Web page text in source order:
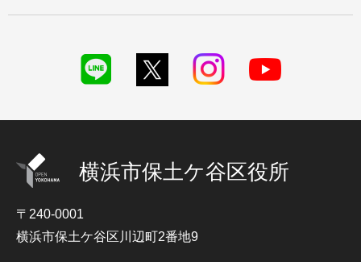
横浜市保土ケ谷区役所
〒240-0001
横浜市保土ケ谷区川辺町2番地9